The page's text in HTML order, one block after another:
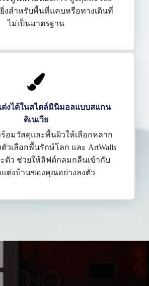
ยิ่งสำหรับพื้นที่แคบหรือทางเดินที่
ไม่เป็นมาตรฐาน
งได้ในสไตล์มินิมอลแบบสแกน
ดิเนเวีย
ร้อมวัสดุและพื้นผิวให้เลือกหลาก
วเลือกพื้นรักษ์โลก และ ArtWalls
ตัว ช่วยให้ลิฟต์กลมกลืนเข้ากับ
แต่งบ้านของคุณอย่างลงตัว